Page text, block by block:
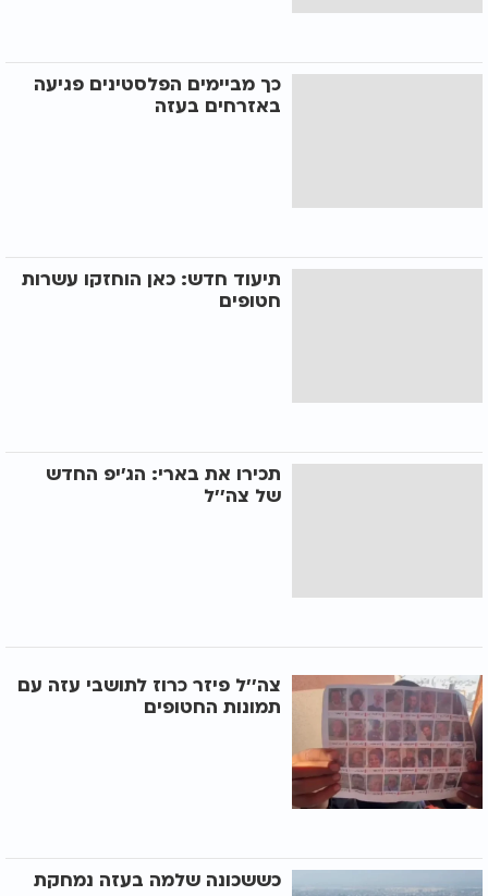
כך מביימים הפלסטינים פגיעה
באזרחים בעזה
תיעוד חדש: כאן הוחזקו עשרות
חטופים
תכירו את בארי: הג'יפ החדש
של צה''ל
צה''ל פיזר כרוז לתושבי עזה עם
תמונות החטופים
כששכונה שלמה בעזה נמחקת